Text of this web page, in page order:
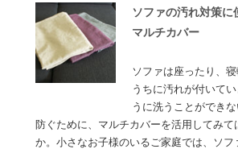
ソファの汚れ対策に
マルチカバー
ソファは座ったり、
うちに汚れが付いて
うに洗うことができ
防ぐために、マルチカバーを活用してみて
か。小さなお子様のいるご家庭では、ソフ